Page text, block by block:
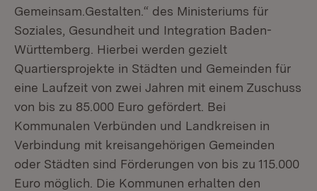
Gemeinsam.Gestalten.“ des Ministeriums für
Soziales, Gesundheit und Integration Baden-
Württemberg. Hierbei werden gezielt
Quartiersprojekte in Städten und Gemeinden für
eine Laufzeit von zwei Jahren mit einem Zuschuss
von bis zu 85.000 Euro gefördert. Bei
Kommunalen Verbünden und Landkreisen in
Verbindung mit kreisangehörigen Gemeinden
oder Städten sind Förderungen von bis zu 115.000
Euro möglich. Die Kommunen erhalten den